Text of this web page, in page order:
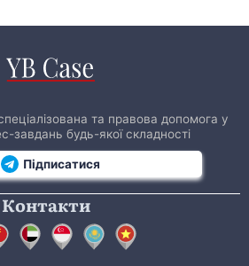
та правова допомога у
завдань будь-якої складності
Підписатися
Контакти